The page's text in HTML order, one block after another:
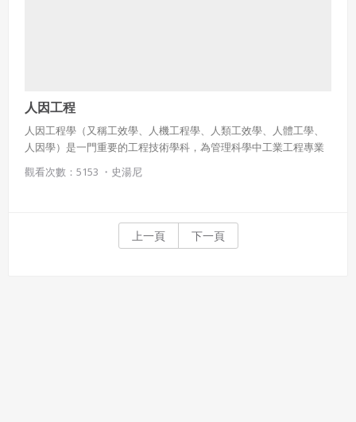
人因工程
人因工程學（又稱工效學、人機工程學、人類工效學、人體工學、
人因學）是一門重要的工程技術學科，為管理科學中工業工程專業
的一個分支，是研究人和機器、環境的相互作用及其合理結合，使
設計的機器和環境系統適合人的生理及心理等特點，達到在生產中
觀看次數：5153 ・ 史湯尼
上一頁 下一頁